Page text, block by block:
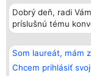
Dobrý deň, radi
príslušnú tému
Som laureát, mám
Chcem prihlásiť
Organizátor hodnotenia
Bright Side Solutions sp. z o.
o. sp. k.
Wrocław 50-079
KRS 0000749100 | Regon
381313360 | NIP 8943132676
+48 508 492 400